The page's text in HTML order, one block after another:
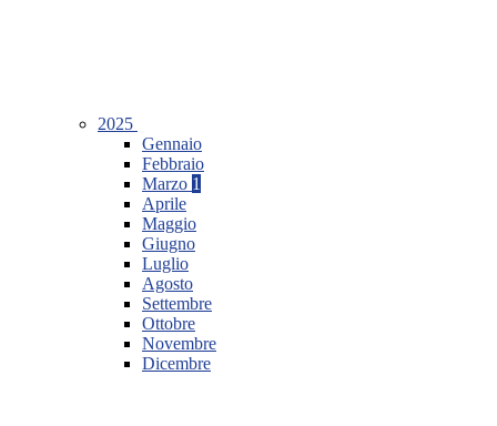
2025
Gennaio
Febbraio
Marzo 1
Aprile
Maggio
Giugno
Luglio
Agosto
Settembre
Ottobre
Novembre
Dicembre